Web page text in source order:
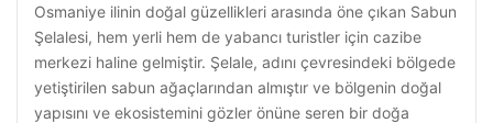
Osmaniye ilinin doğal güzellikleri arasında öne çıkan Sabun
Şelalesi, hem yerli hem de yabancı turistler için cazibe
merkezi haline gelmiştir. Şelale, adını çevresindeki bölgede
yetiştirilen sabun ağaçlarından almıştır ve bölgenin doğal
yapısını ve ekosistemini gözler önüne seren bir doğa